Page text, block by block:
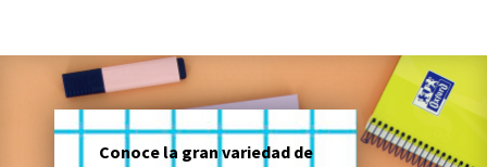
Conoce la gran variedad de